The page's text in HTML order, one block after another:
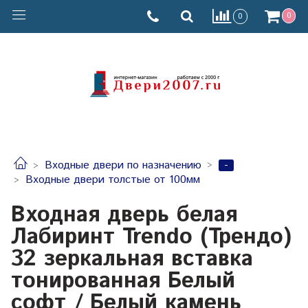
0 0
Входные двери по назначению
-
Входные двери толстые от 100мм
Входная дверь белая
Лабиринт Trendo (Трендо)
32 зеркальная вставка
тонированная Белый